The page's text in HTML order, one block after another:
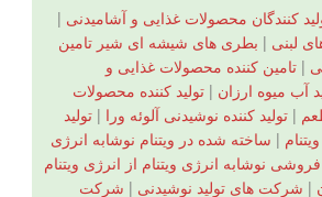
کنندگان محصولات غذایی و آشامیدنی |
لبنی | بطری های شیشه ای شیر تامین
| تامین کننده محصولات غذایی و
آب میوه ارزان | تولید کننده محصولات
| تولید کننده نوشیدنی آلوئه ورا | تولید
| ساخته شده در ویتنام نوشابه انرژی
نوشابه انرژی ویتنام از انرژی ویتنام
| شرکت های تولید نوشیدنی | شرکت